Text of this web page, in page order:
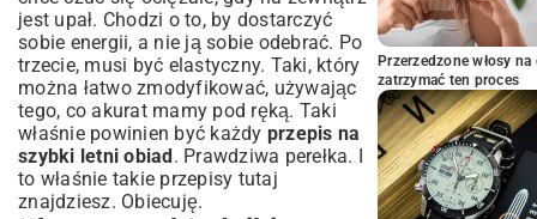
Dania jednogarnkowe i z patelni: minimum
wysiłku, maksimum smaku
Bezpieczne i zdrowe grillowanie
Zupy kremy i chłodniki na upalne dni
Jak skrócić czas przygotowania letniego
obiadu?
Planowanie posiłków i wstępne
przygotowania
jest upał. Chodzi o to, by dostarczyć
sobie energii, a nie ją sobie odebrać. Po
trzecie, musi być elastyczny. Taki, który
można łatwo zmodyfikować, używając
tego, co akurat mamy pod ręką. Taki
właśnie powinien być każdy przepis na
szybki letni obiad. Prawdziwa perełka. I
to właśnie takie przepisy tutaj
znajdziesz. Obiecuję.
Przerzedzone włosy
zatrzymać ten proces